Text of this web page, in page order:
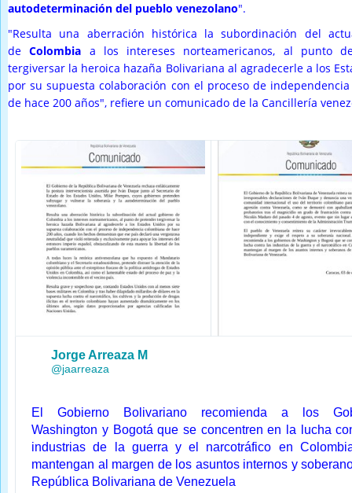
autodeterminación del pueblo venezolano".
"Resulta una aberración histórica la subordinación del
deColombia a los intereses norteamericanos, al punto
tergiversar la heroica hazaña Bolivariana al agradecerle a los
por su supuesta colaboración con el proceso de
de hace 200 años", refiere un comunicado de la Cancillería
Jorge Arreaza M
@jaarreaza
El Gobierno Bolivariano recomienda a los
Washington y Bogotá que se concentren en la lucha
industrias de la guerra y el narcotráfico en
mantengan al margen de los asuntos internos y
República Bolivariana de Venezuela